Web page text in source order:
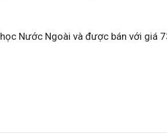
Nước Ngoài và được bán với giá